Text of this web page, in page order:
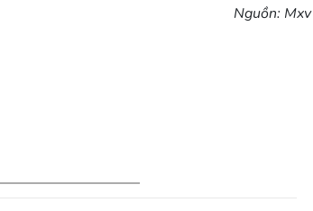
Nguồn: Mxv